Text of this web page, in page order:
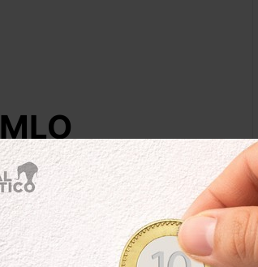
Por:
Gonzalo Ortuño
@freddAP
Leer después